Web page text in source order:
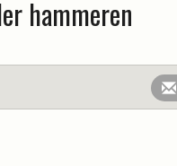
hammeren